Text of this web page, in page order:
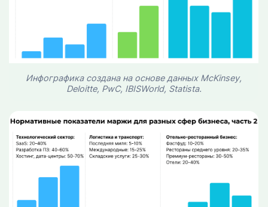
Инфографика создана на основе данных McKinsey,
Deloitte, PwC, IBISWorld, Statista.